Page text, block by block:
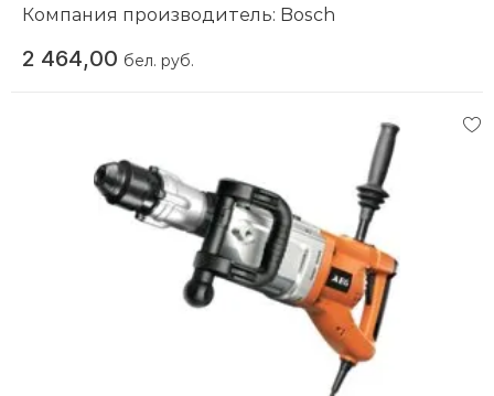
Компания производитель: Bosch
2 464,00 бел. руб.